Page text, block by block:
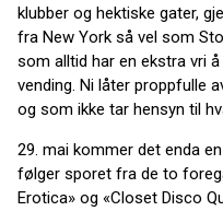
klubber og hektiske gater,
fra New York så vel som
som alltid har en ekstra vri
vending. Ni låter proppfulle
og som ikke tar hensyn til
29. mai kommer det enda
følger sporet fra de to
Erotica» og «Closet Disco